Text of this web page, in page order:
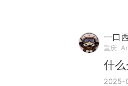
一口
重庆
什
2025-